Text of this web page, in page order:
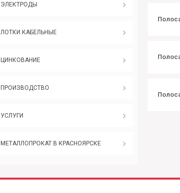
ЭЛЕКТРОДЫ
ЛОТКИ КАБЕЛЬНЫЕ
ЦИНКОВАНИЕ
ПРОИЗВОДСТВО
УСЛУГИ
МЕТАЛЛОПРОКАТ В КРАСНОЯРСКЕ